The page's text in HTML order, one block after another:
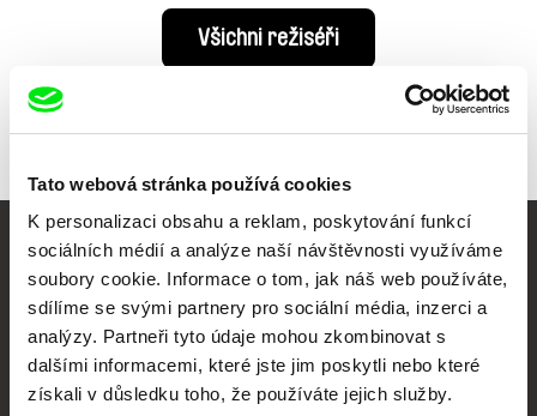
Tato webová stránka používá cookies
K personalizaci obsahu a reklam, poskytování funkcí
sociálních médií a analýze naší návštěvnosti využíváme
soubory cookie. Informace o tom, jak náš web používáte,
sdílíme se svými partnery pro sociální média, inzerci a
analýzy. Partneři tyto údaje mohou zkombinovat s
dalšími informacemi, které jste jim poskytli nebo které
získali v důsledku toho, že používáte jejich služby.
Všichni režiséři
Vaše online
dokumentární kino
Nové festivalové filmy
každý týden